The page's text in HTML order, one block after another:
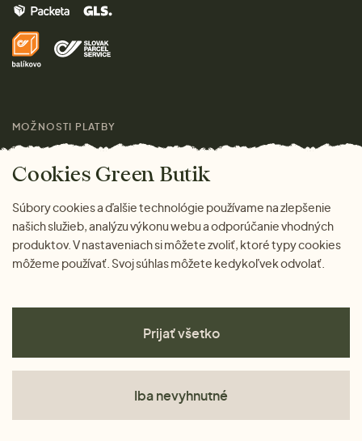
Značky
Pre médiá
Domov
Darčeky
Doprava a platba
MOŽNOSTI PLATBY
Cookies Green Butik
Súbory cookies a ďalšie technológie používame na zlepšenie
našich služieb, analýzu výkonu webu a odporúčanie vhodných
produktov. V nastaveniach si môžete zvoliť, ktoré typy cookies
môžeme používať. Svoj súhlas môžete kedykoľvek odvolať.
Prijať všetko
Iba nevyhnutné